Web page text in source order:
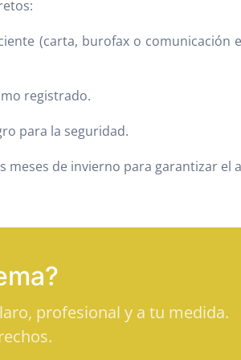
(carta, burofax o comunicación
registrado.
para la seguridad.
meses de invierno para garantizar el
profesional y a tu medida.